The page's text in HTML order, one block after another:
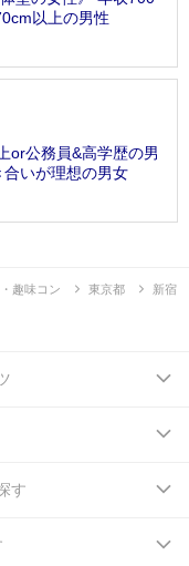
以上の男性
or公務員&高学歴の男
いが理想の男女
趣味コン 東京都 新宿
す